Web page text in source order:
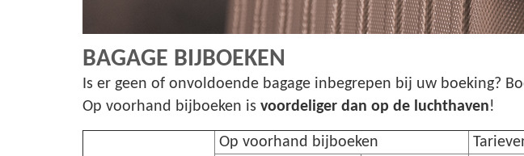
BAGAGE BIJBOEKEN
Is er geen of onvoldoende bagage inbegrepen bij uw boeking?
Op voorhand bijboeken is voordeliger dan op de luchthaven!
Op voorhand bijboeken